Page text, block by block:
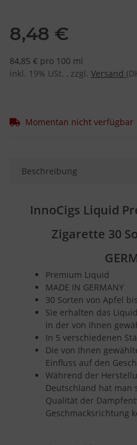
8,48 €
84,85 € pro 100 ml
inkl. 19% USt. , zzgl. Versand
Momentan nicht verfügbar
Beschreibung
InnoCigs Liquid
Zigarette 30
Premium Liquid
MADE IN GERMANY
30 Sorten von Apfel
Sie erhalten das
in der von Ihnen
In 5 verschiedenen
Die von Ihnen
Einfluss auf den
Während der
Deutschland hat man
Qualität der
Geschmacksrichtung